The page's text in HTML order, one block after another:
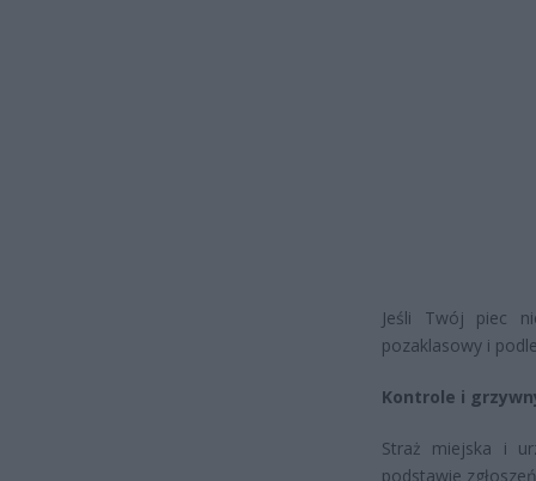
Jeśli Twój piec
pozaklasowy i
Kontrole i
Straż miejska i
podstawie